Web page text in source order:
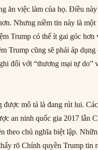
ăn việc làm của họ. Điều
Nhưng niềm tin này là
Trump có thể ít gai góc hơn
Trump cũng sẽ phải áp
đối với “thương mại tự do”
mô tả là đang rút lui.
an ninh quốc gia 2017 lẫn
theo chủ nghĩa biệt lập.
rõ Chính quyền Trump tin